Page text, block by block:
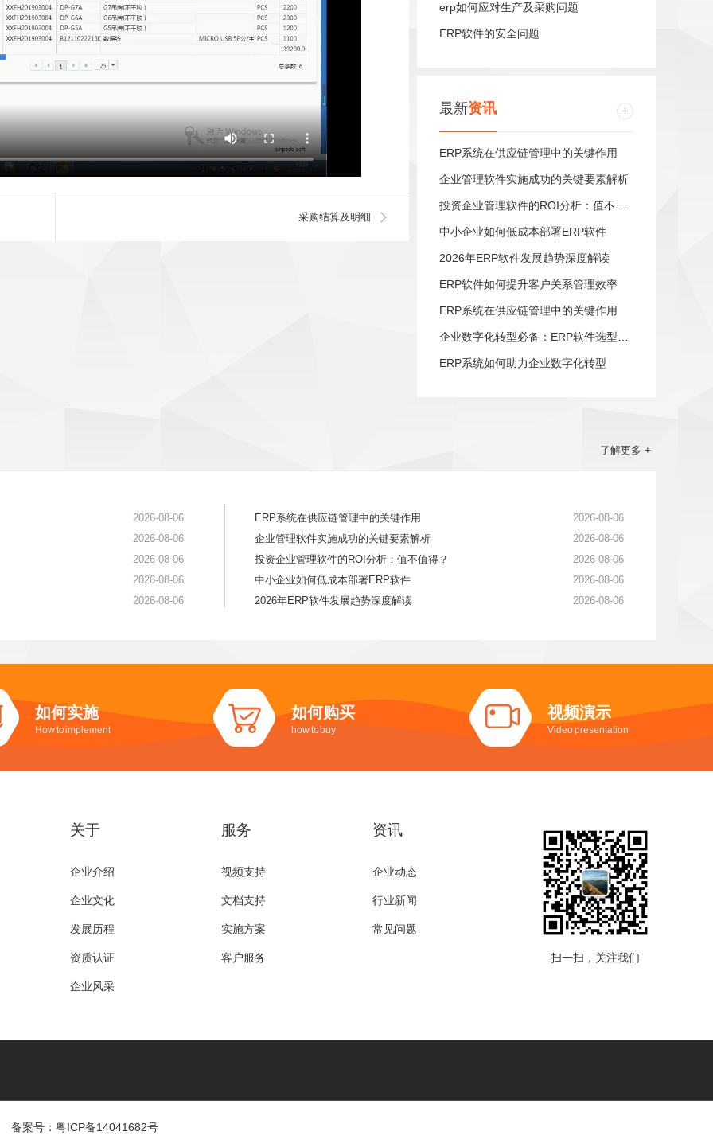
采购结算及明细
erp如何应对生产及采购问题
ERP软件的安全问题
最新资讯
ERP系统在供应链管理中的关键作用
企业管理软件实施成功的关键要素解析
中小企业如何低成本部署ERP软件
2026年ERP软件发展趋势深度解读
ERP软件如何提升客户关系管理效率
ERP系统在供应链管理中的关键作用
ERP系统如何助力企业数字化转型
了解更多 +
2026-08-06
2026-08-06
2026-08-06
2026-08-06
2026-08-06
ERP系统在供应链管理中的关键作用
2026-08-06
企业管理软件实施成功的关键要素解析
2026-08-06
投资企业管理软件的ROI分析：值不值得？
2026-08-06
中小企业如何低成本部署ERP软件
2026-08-06
2026年ERP软件发展趋势深度解读
2026-08-06
如何实施
How to implement
如何购买
how to buy
视频演示
Video presentation
关于
企业介绍
企业文化
发展历程
资质认证
企业风采
服务
视频支持
文档支持
实施方案
客户服务
资讯
企业动态
行业新闻
常见问题
扫一扫，关注我们
备案号：粤ICP备14041682号